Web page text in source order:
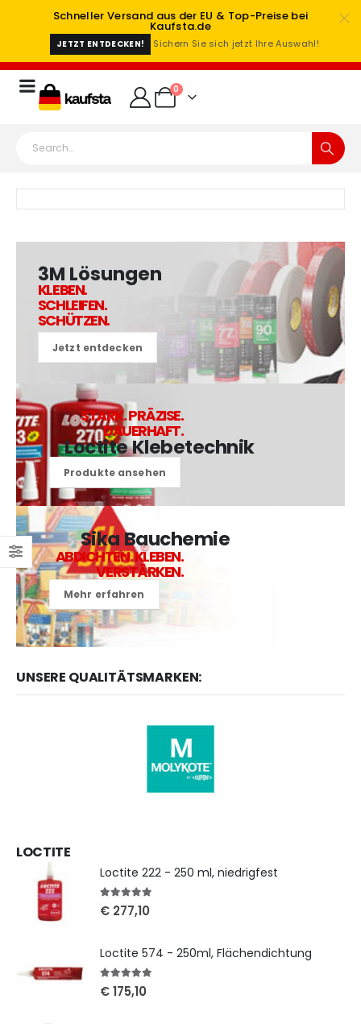
Schneller Versand aus der EU & Top-Preise bei
Kaufsta.de
JETZT ENTDECKEN! Sichern Sie sich jetzt Ihre Auswahl!
0
3M Lösungen
KLEBEN.
SCHLEIFEN.
SCHÜTZEN.
Jetzt entdecken
STARK. PRÄZISE.
DAUERHAFT.
Loctite Klebetechnik
Produkte ansehen
Sika Bauchemie
ABDICHTEN. KLEBEN.
VERSTÄRKEN.
Mehr erfahren
UNSERE QUALITÄTSMARKEN:
LOCTITE
Loctite 222 - 250 ml, niedrigfest
5out of 5
€ 277,10
Loctite 574 - 250ml, Flächendichtung
5out of 5
€175,10